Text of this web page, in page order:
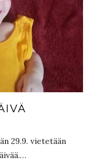
29.9. vietetään